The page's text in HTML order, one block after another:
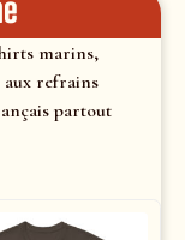
marins,
aux refrains
partout